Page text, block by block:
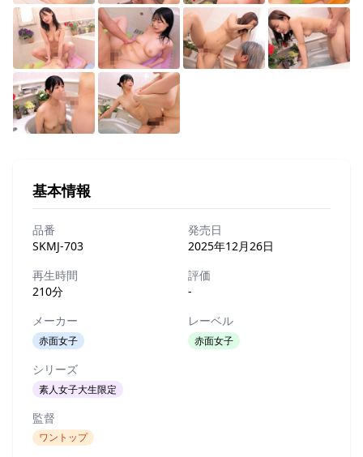
基本情報
品番
SKMJ-703
発売日
2025年12月26日
再生時間
210分
評価
-
メーカー
赤面女子
レーベル
赤面女子
シリーズ
素人女子大生限定
監督
ワントップ